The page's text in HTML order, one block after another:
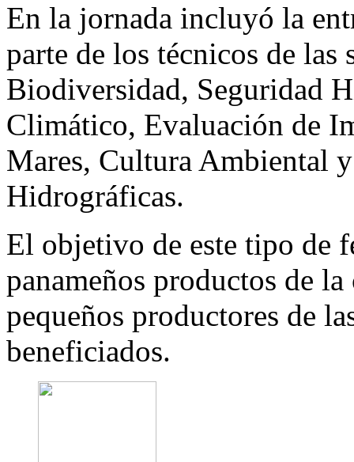
En la jornada incluyó la
parte de los técnicos de las
Biodiversidad, Seguridad
Climático, Evaluación de
Mares, Cultura Ambiental
Hidrográficas.
El objetivo de este tipo de
panameños productos de
pequeños productores de
beneficiados.